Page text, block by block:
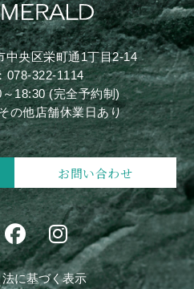
中央区栄町通1丁目2-14
078-322-1114
18:30 (完全予約制)
の他店舗休業日あり
お問い合わせ
に基づく表示